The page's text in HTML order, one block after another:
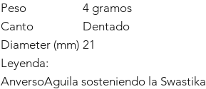
Peso
4 gramos
Canto
Dentado
Diameter (mm) 21
Leyenda:
AnversoAguila sosteniendo la Swastika